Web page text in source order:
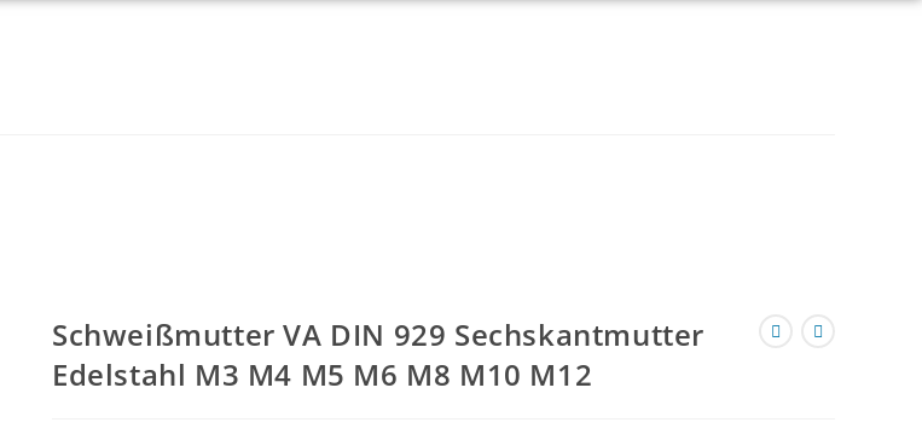
Schweißmutter VA DIN 929 Sechskantmutter
Edelstahl M3 M4 M5 M6 M8 M10 M12